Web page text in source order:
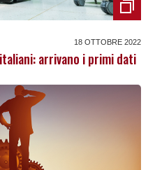
18 OTTOBRE 2022
arrivano i primi dati